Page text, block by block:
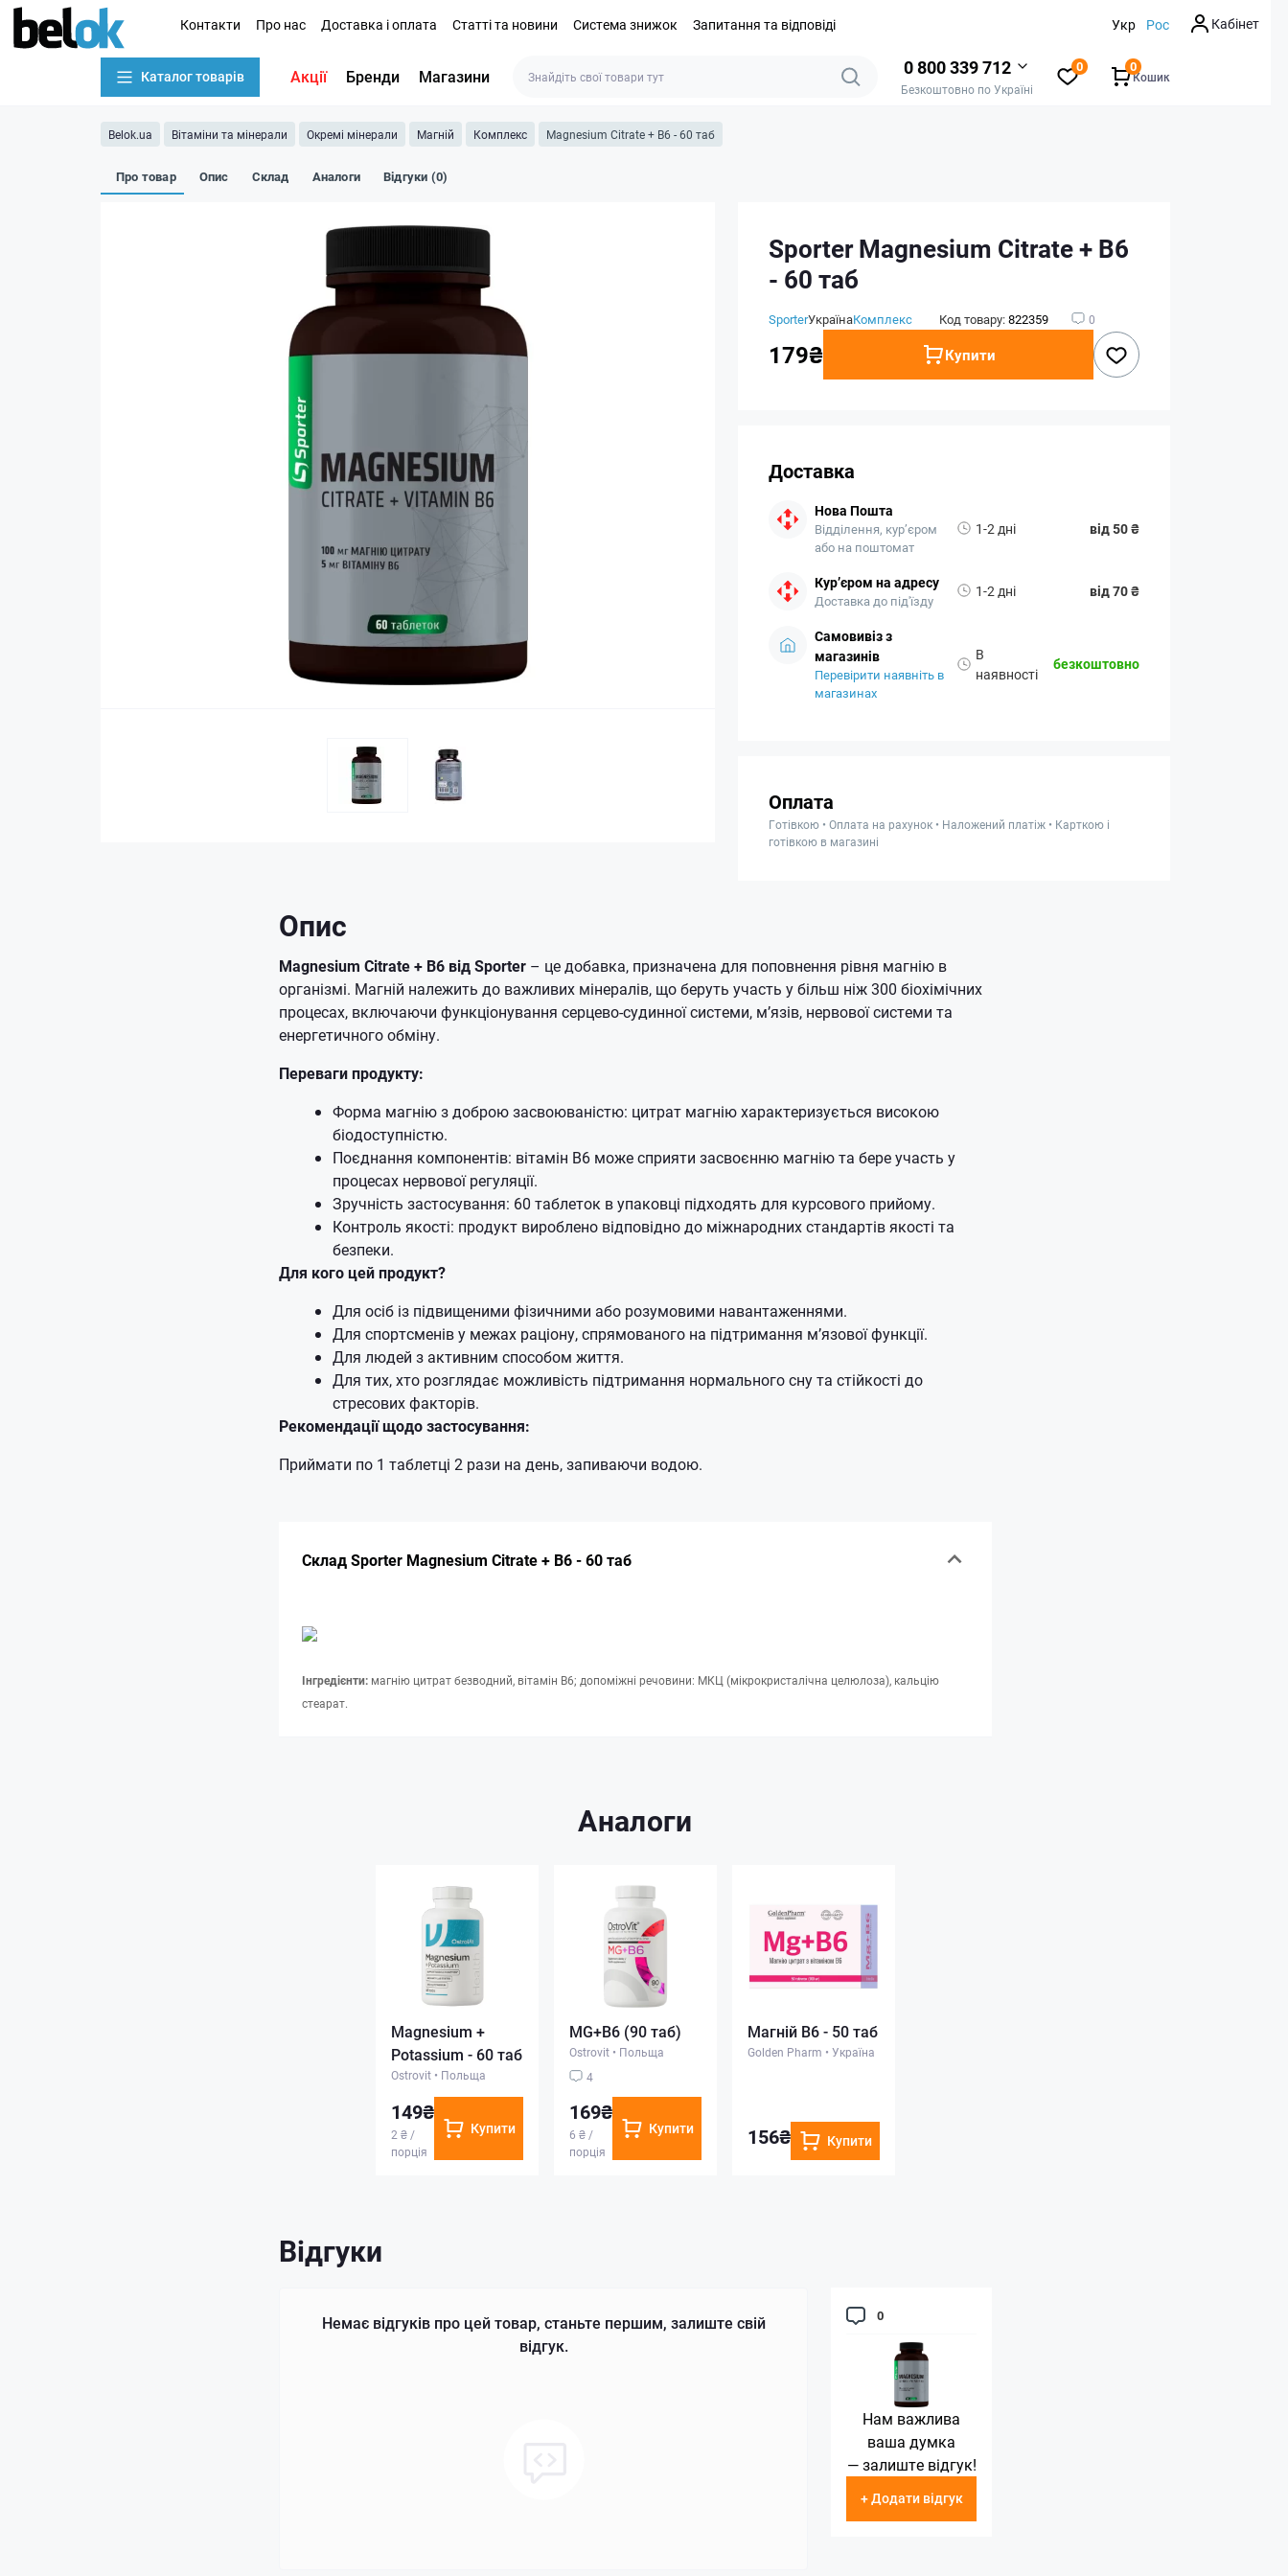
Контакти Про нас Доставка і оплата Статті та новини Система знижок Запитання та відповіді Укр Рос Кабінет
Каталог товарів Акції Бренди Магазини 0 800 339 712
Безкоштовно по Україні
0
Кошик
0
Belok.ua Вітаміни та мінерали Окремі мінерали Магній Комплекс Magnesium Citrate + B6 - 60 таб
Про товар Опис Склад Аналоги Відгуки (0)
Sporter Magnesium Citrate + B6
- 60 таб
SporterУкраїнаКомплекс Код товару:822359 0
179₴ Купити
Доставка
Нова Пошта
Відділення, кур’єром
або на поштомат
1-2 дні від 50 ₴
Кур’єром на адресу
Доставка до під'їзду
1-2 дні від 70 ₴
Самовивіз з
магазинів
Перевірити наявніть в
магазинах
В
наявності
безкоштовно
Оплата
Готівкою • Оплата на рахунок • Наложений платіж • Карткою і
готівкою в магазині
Опис
Magnesium Citrate + B6 від Sporter – це добавка, призначена для поповнення рівня магнію в
організмі. Магній належить до важливих мінералів, що беруть участь у більш ніж 300 біохімічних
процесах, включаючи функціонування серцево-судинної системи, м’язів, нервової системи та
енергетичного обміну.
Переваги продукту:
Форма магнію з доброю засвоюваністю: цитрат магнію характеризується високою
біодоступністю.
Поєднання компонентів: вітамін B6 може сприяти засвоєнню магнію та бере участь у
процесах нервової регуляції.
Зручність застосування: 60 таблеток в упаковці підходять для курсового прийому.
Контроль якості: продукт вироблено відповідно до міжнародних стандартів якості та
безпеки.
Для кого цей продукт?
Для осіб із підвищеними фізичними або розумовими навантаженнями.
Для спортсменів у межах раціону, спрямованого на підтримання м’язової функції.
Для людей з активним способом життя.
Для тих, хто розглядає можливість підтримання нормального сну та стійкості до
стресових факторів.
Рекомендації щодо застосування:
Приймати по 1 таблетці 2 рази на день, запиваючи водою.
Склад Sporter Magnesium Citrate + B6 - 60 таб
Інгредієнти: магнію цитрат безводний, вітамін В6; допоміжні речовини: МКЦ (мікрокристалічна целюлоза), кальцію
стеарат.
Аналоги
Magnesium +
Potassium - 60 таб
Ostrovit • Польща
149₴
2 ₴ /
порція
Купити
MG+B6 (90 таб)
Ostrovit • Польща
4
169₴
6 ₴ /
порція
Купити
Магній B6 - 50 таб
Golden Pharm • Україна
156₴ Купити
Відгуки
0
Нам важлива
ваша думка
— залиште відгук!
+ Додати відгук
Немає відгуків про цей товар, станьте першим, залиште свій
відгук.